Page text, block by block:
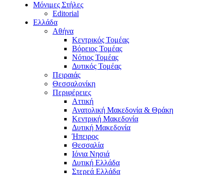
Μόνιμες Στήλες
Editorial
Ελλάδα
Αθήνα
Κεντρικός Τομέας
Βόρειος Τομέας
Νότιος Τομέας
Δυτικός Τομέας
Πειραιάς
Θεσσαλονίκη
Περιφέρειες
Αττική
Ανατολική Μακεδονία & Θράκη
Κεντρική Μακεδονία
Δυτική Μακεδονία
Ήπειρος
Θεσσαλία
Ιόνια Νησιά
Δυτική Ελλάδα
Στερεά Ελλάδα